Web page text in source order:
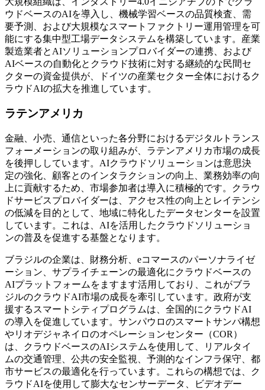
ウドベースのAIを導入し、機械学習ベースの品質検査、需
要予測、および大規模なスマートファクトリー運用管理を可
能にする集中型工場データシステムを構築しています。産業
製造業者とAIソリューションプロバイダーの連携、および
AIベースの自動化とクラウド技術に対する継続的な民間セ
クターの資金提供が、ドイツの産業セクター全体におけるク
ラウドAIの拡大を推進しています。
ラテンアメリカ
金融、小売、通信といった各分野におけるデジタルトランス
フォーメーションの取り組みが、ラテンアメリカ市場の成長
を後押ししています。AIクラウドソリューションは意思決
定の強化、顧客とのインタラクションの向上、業務効率の向
上に貢献するため、市場参加者は導入に積極的です。クラウ
ドサービスプロバイダーは、アクセス性の向上とレイテンシ
の低減を目的として、地域に特化したデータセンターを設置
しています。これは、AIを活用したクラウドソリューショ
ンの普及を促進する基盤となります。
ブラジルの企業は、財務分析、eコマースのパーソナライゼ
ーション、サプライチェーンの最適化にクラウドベースの
AIプラットフォームをますます活用しており、これがブラ
ジルのクラウドAI市場の成長を牽引しています。政府が支
援するスマートシティプログラムは、全国的にクラウドAI
の導入を促進しています。サンパウロのスマートサンパ構想
やリオデジャネイロのオペレーションセンター（COR）
は、クラウドベースのAIシステムを使用して、リアルタイ
ムの交通管理、公共の安全監視、予測的なインフラ保守、都
市サービスの最適化を行っています。これらの構想では、ク
ラウドAIを使用して膨大なセンサーデータ、ビデオデー